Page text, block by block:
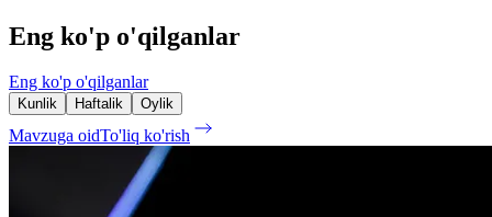
Eng ko'p o'qilganlar
Eng ko'p o'qilganlar
Kunlik Haftalik Oylik
Mavzuga oidTo'liq ko'rish